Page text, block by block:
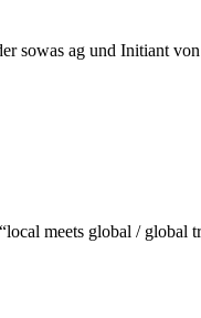
sowas ag und Initiant
meets global / global